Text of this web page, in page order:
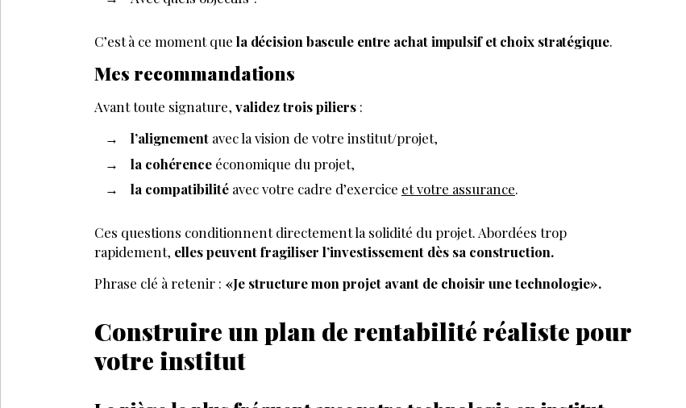
C’est à ce moment que la décision bascule entre achat impulsif et choix stratégique.
Mes recommandations
Avant toute signature, validez trois piliers :
l’alignement avec la vision de votre institut/projet,
la cohérence économique du projet,
la compatibilité avec votre cadre d’exercice et votre assurance.
Ces questions conditionnent directement la solidité du projet. Abordées trop
rapidement, elles peuvent fragiliser l’investissement dès sa construction.
Phrase clé à retenir : «Je structure mon projet avant de choisir une technologie».
Construire un plan de rentabilité réaliste pour
votre institut